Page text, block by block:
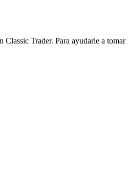
Trader. Para ayudarle a